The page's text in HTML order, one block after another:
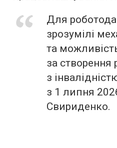
Для
зрозумілі
та
за
з
з 1 липня
Свириденко.